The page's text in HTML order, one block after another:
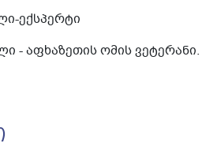
ექსპერტი
- აფხაზეთის ომის ვეტერანი.